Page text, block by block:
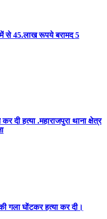
से 45.लाख रूपये बरामद 5
दी हत्या .महाराजपुरा थाना क्षेत्र
गला घोंटकर हत्या कर दी।